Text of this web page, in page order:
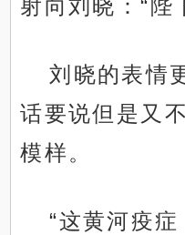
射向刘晓：“陛
刘晓的表情
话要说但是又
模样。
“这黄河疫